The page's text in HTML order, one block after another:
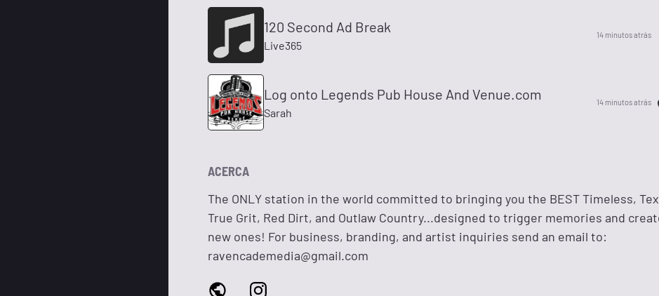
120 Second Ad Break
Live365
14 minutos atrás
Log onto Legends Pub House And Venue.com
Sarah
14 minutos atrás
ACERCA
The ONLY station in the world committed to bringing you the BEST Timeless,
True Grit, Red Dirt, and Outlaw Country...designed to trigger memories and
new ones! For business, branding, and artist inquiries send an email to:
ravencademedia@gmail.com